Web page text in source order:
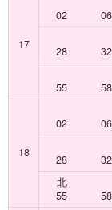
17
02 06
28 32
55 58
18
02 06
28 32
北
55
58